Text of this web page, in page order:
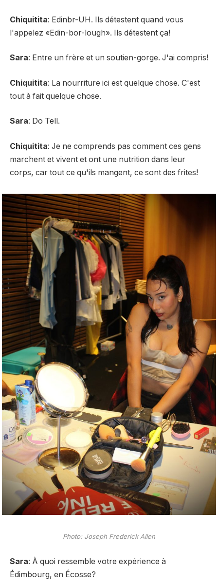
Chiquitita: Edinbr-UH. Ils détestent quand vous
l'appelez «Edin-bor-lough». Ils détestent ça!
Sara: Entre un frère et un soutien-gorge. J'ai compris!
Chiquitita: La nourriture ici est quelque chose. C'est
tout à fait quelque chose.
Sara: Do Tell.
Chiquitita: Je ne comprends pas comment ces gens
marchent et vivent et ont une nutrition dans leur
corps, car tout ce qu'ils mangent, ce sont des frites!
Photo: Joseph Frederick Allen
Sara: À quoi ressemble votre expérience à
Édimbourg, en Écosse?